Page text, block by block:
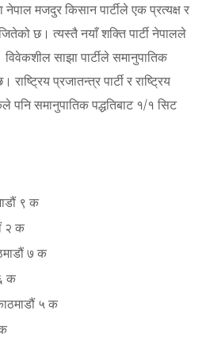
मजदुर किसान पार्टीले एक प्रत्यक्ष र
छ। त्यस्तै नयाँ शक्ति पार्टी नेपालले
साझा पार्टीले समानुपातिक
प्रजातन्त्र पार्टी र राष्ट्रिय
पनि समानुपातिक पद्धतिबाट १/१ सिट
९ क
२ क
७ क
क
५ क